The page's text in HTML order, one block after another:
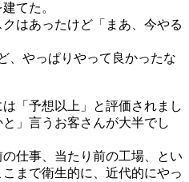
てた。
はあったけど「まあ、今やる
、やっぱりやって良かったな
「予想以上」と評価されまし
」言うお客さんが大半でし
仕事、当たり前の工場、とい
まで衛生的に、近代的にやっ